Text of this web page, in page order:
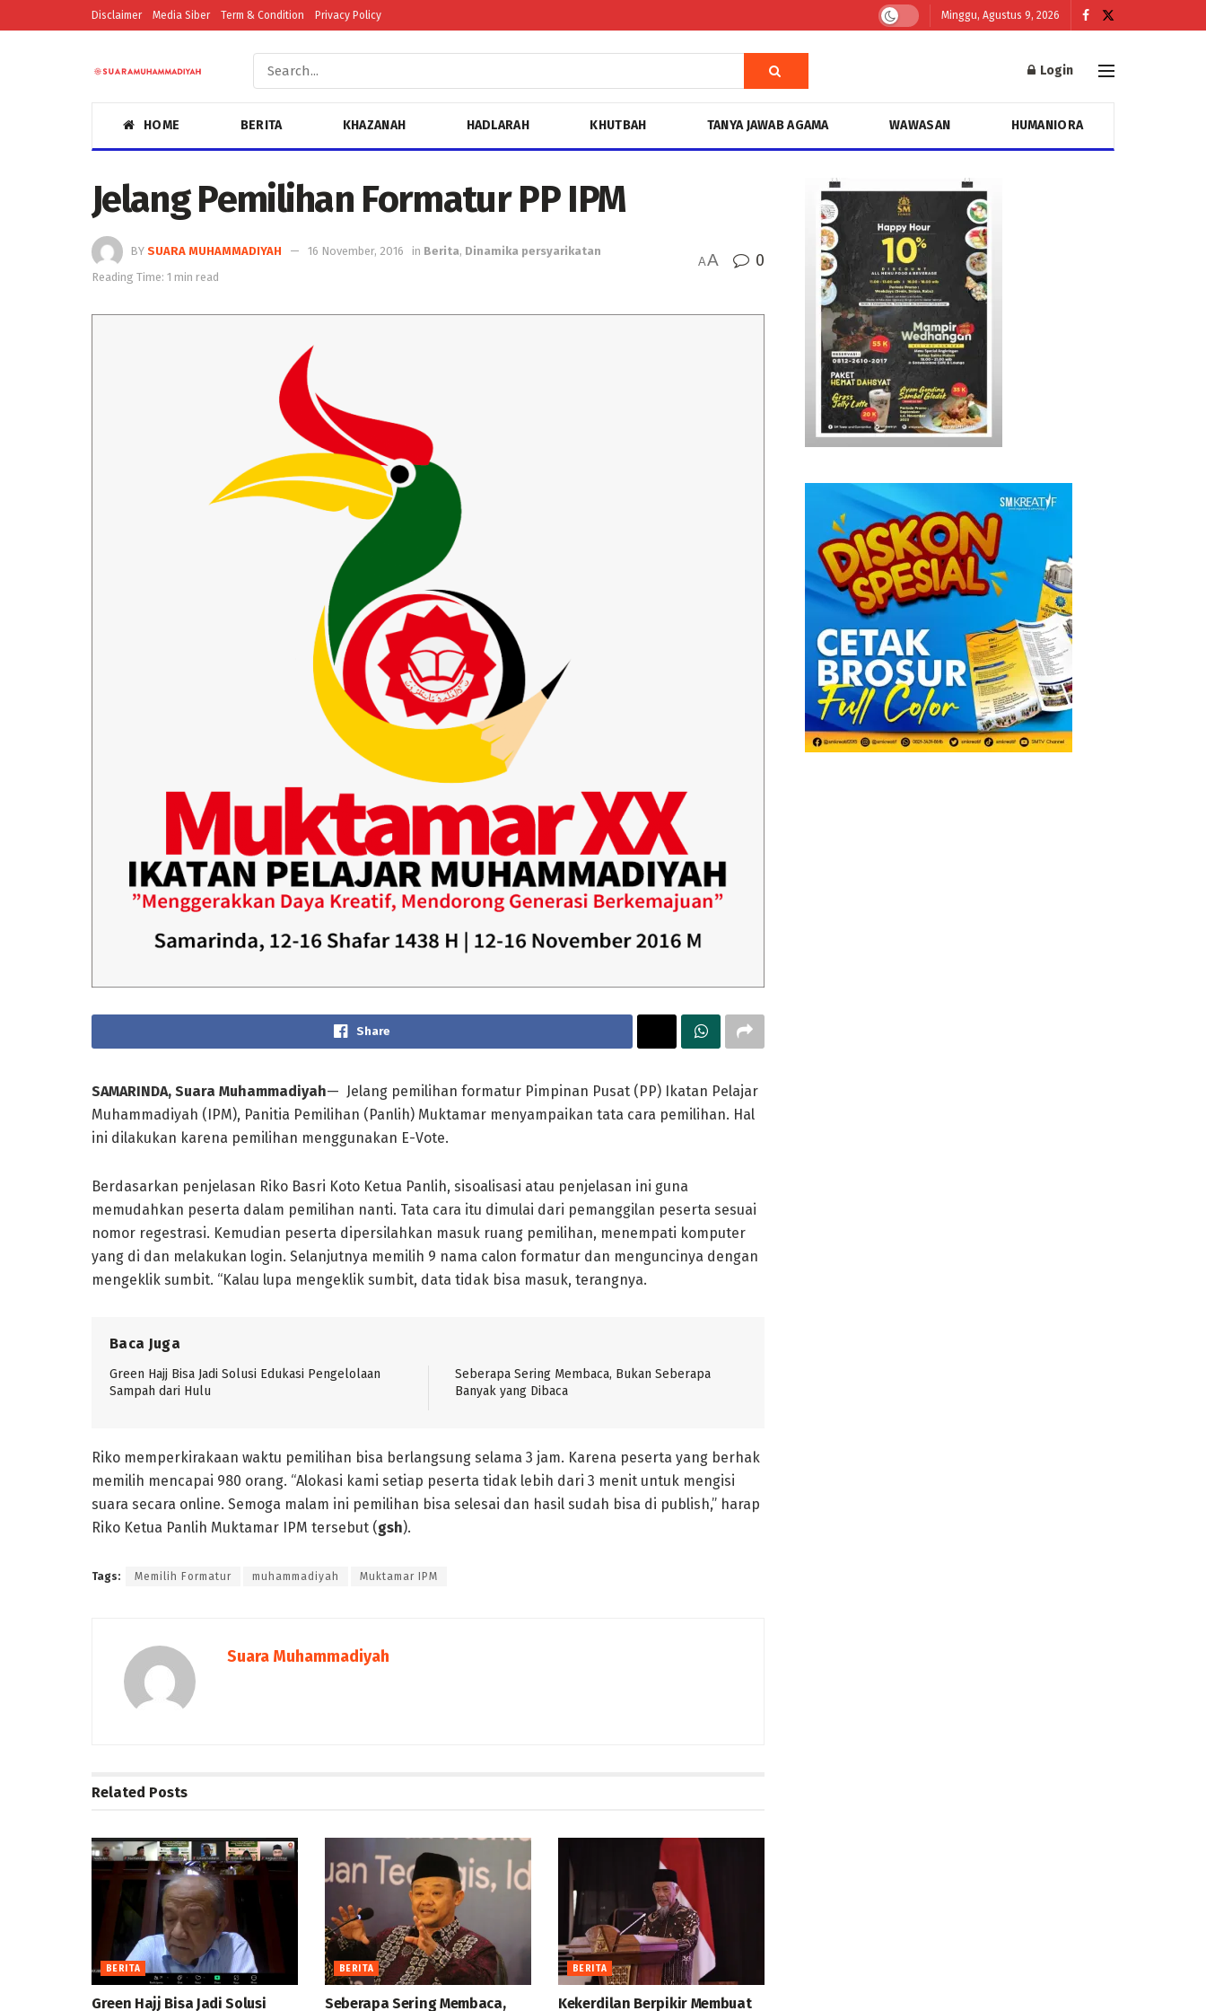
Disclaimer Media Siber Term & Condition Privacy Policy Minggu, Agustus 9, 2026
Login
HOME BERITA KHAZANAH HADLARAH KHUTBAH TANYA JAWAB AGAMA WAWASAN HUMANIORA
Jelang Pemilihan Formatur PP IPM
BY SUARA MUHAMMADIYAH 16 November, 2016 in Berita, Dinamika persyarikatan
Reading Time: 1 min read
AA 0
Share
SAMARINDA, Suara Muhammadiyah— Jelang pemilihan formatur Pimpinan Pusat (PP) Ikatan Pelajar
Muhammadiyah (IPM), Panitia Pemilihan (Panlih) Muktamar menyampaikan tata cara pemilihan. Hal
ini dilakukan karena pemilihan menggunakan E-Vote.
Berdasarkan penjelasan Riko Basri Koto Ketua Panlih, sisoalisasi atau penjelasan ini guna
memudahkan peserta dalam pemilihan nanti. Tata cara itu dimulai dari pemanggilan peserta sesuai
nomor regestrasi. Kemudian peserta dipersilahkan masuk ruang pemilihan, menempati komputer
yang di dan melakukan login. Selanjutnya memilih 9 nama calon formatur dan menguncinya dengan
mengeklik sumbit. “Kalau lupa mengeklik sumbit, data tidak bisa masuk, terangnya.
Baca Juga
Green Hajj Bisa Jadi Solusi Edukasi Pengelolaan
Sampah dari Hulu
Seberapa Sering Membaca, Bukan Seberapa
Banyak yang Dibaca
Riko memperkirakaan waktu pemilihan bisa berlangsung selama 3 jam. Karena peserta yang berhak
memilih mencapai 980 orang. “Alokasi kami setiap peserta tidak lebih dari 3 menit untuk mengisi
suara secara online. Semoga malam ini pemilihan bisa selesai dan hasil sudah bisa di publish,” harap
Riko Ketua Panlih Muktamar IPM tersebut (gsh).
Tags: Memilih Formatur muhammadiyah Muktamar IPM
Suara Muhammadiyah
Related Posts
BERITA
Green Hajj Bisa Jadi Solusi
BERITA
Seberapa Sering Membaca,
BERITA
Kekerdilan Berpikir Membuat